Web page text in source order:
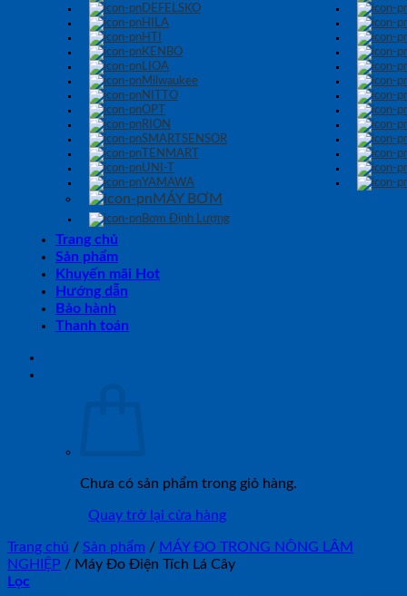
DEFELSKO
HILA
HTI
KENBO
LIOA
Milwaukee
NITTO
OPT
RION
SMARTSENSOR
TENMART
UNI-T
YAMAWA
MÁY BƠM
Bơm Định Lượng
Trang chủ
Sản phẩm
Khuyến mãi Hot
Hướng dẫn
Bảo hành
Thanh toán
Chưa có sản phẩm trong giỏ hàng.
Quay trở lại cửa hàng
Trang chủ / Sản phẩm / MÁY ĐO TRONG NÔNG LÂM
NGHIỆP / Máy Đo Điện Tích Lá Cây
Lọc